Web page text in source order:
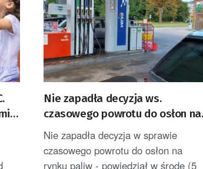
i
Nie zapadła decyzja ws.
czasowego powrotu do osłon na
rynku paliw
Nie zapadła decyzja w sprawie
czasowego powrotu do osłon na
rynku paliw - powiedział w środę (5